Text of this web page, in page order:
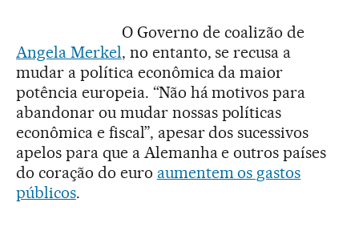
O Governo de coalizão de
Angela Merkel, no entanto, se recusa a
mudar a política econômica da maior
potência europeia. “Não há motivos para
abandonar ou mudar nossas políticas
econômica e fiscal”, apesar dos sucessivos
apelos para que a Alemanha e outros países
do coração do euro aumentem os gastos
públicos.